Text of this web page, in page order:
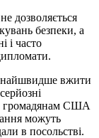
дозволяється
безпеки, а
і часто
вжити
громадянам США
можуть
в посольстві.